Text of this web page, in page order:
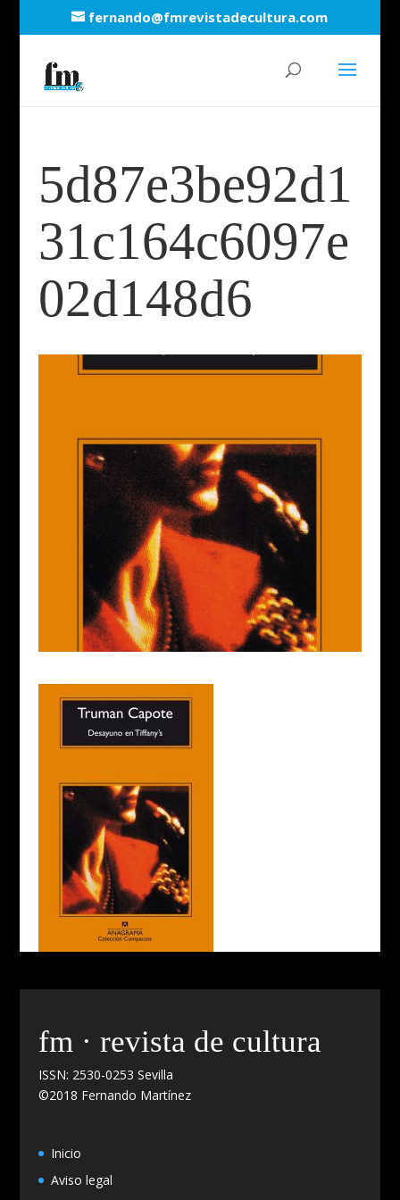
fernando@fmrevistadecultura.com
5d87e3be92d1
31c164c6097e
02d148d6
fm · revista de cultura
ISSN: 2530-0253 Sevilla
©2018 Fernando Martínez
Inicio
Aviso legal